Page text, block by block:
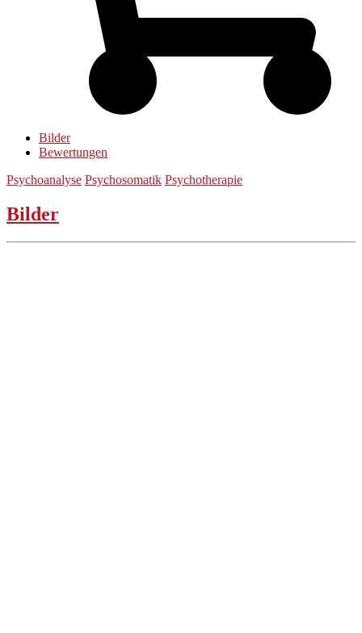
Bilder
Bewertungen
Psychoanalyse Psychosomatik Psychotherapie
Bilder